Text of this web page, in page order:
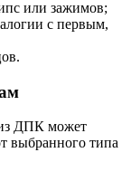
или зажимов;
с первым,
ДПК может
выбранного типа